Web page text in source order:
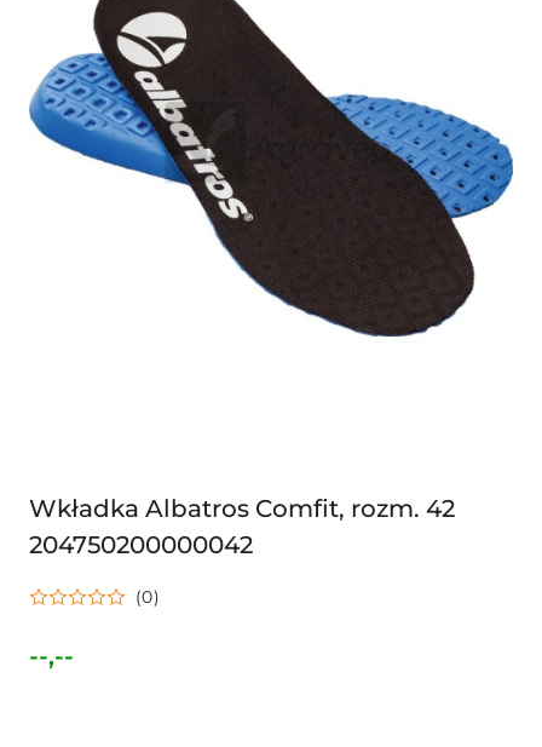
Wkładka Albatros Comfit, rozm. 42
204750200000042
(0)
Cena:
--,--